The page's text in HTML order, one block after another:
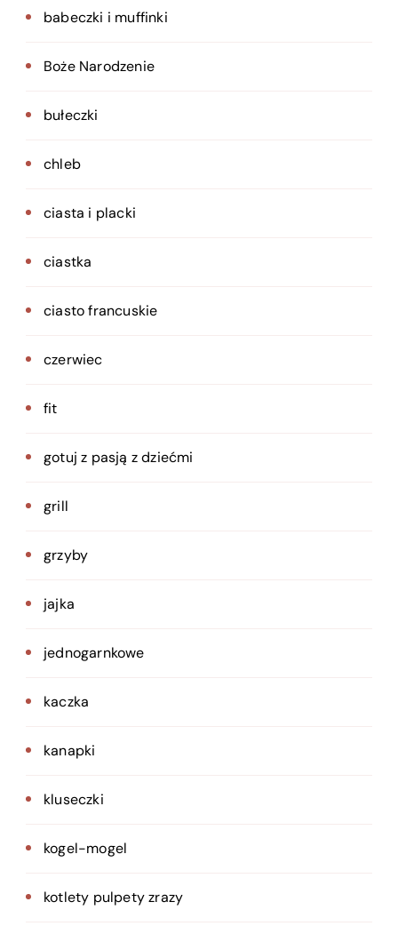
babeczki i muffinki
Boże Narodzenie
bułeczki
chleb
ciasta i placki
ciastka
ciasto francuskie
czerwiec
fit
gotuj z pasją z dziećmi
grill
grzyby
jajka
jednogarnkowe
kaczka
kanapki
kluseczki
kogel-mogel
kotlety pulpety zrazy